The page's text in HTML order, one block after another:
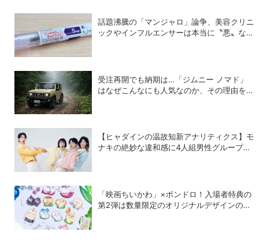
話題沸騰の「マンジャロ」論争、美容クリニ
ックやインフルエンサーは本当に〝悪〟なの
受注再開でも納期は…「ジムニー ノマド」
はなぜこんなにも人気なのか、その理由を徹
【ヒャダインの温故知新アナリティクス】モ
ナキの絶妙な違和感に4人組男性グループの
「映画ちいかわ」×ボンドロ！入場者特典の
第2弾は数量限定のオリジナルデザインのボ